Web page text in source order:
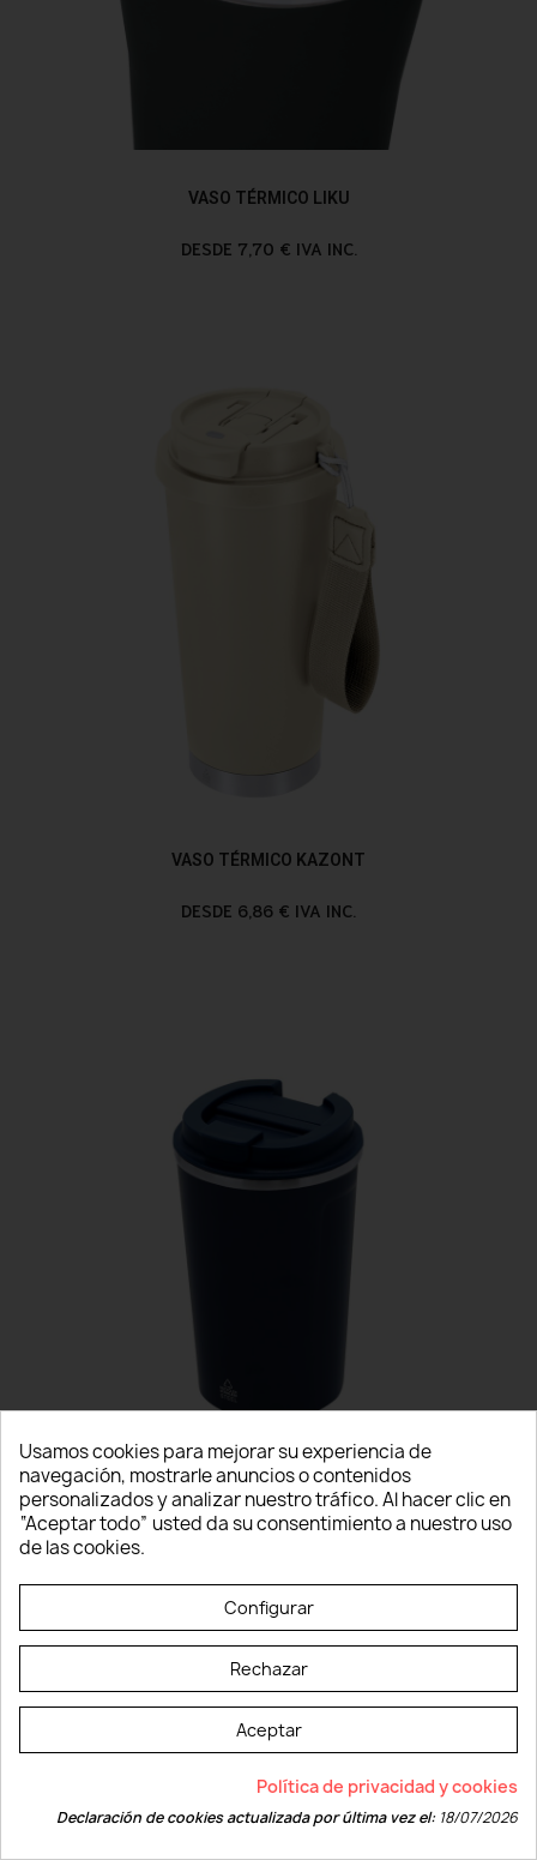
VASO TÉRMICO LIKU
DESDE 7,70 € IVA INC.
VASO TÉRMICO KAZONT
DESDE 6,86 € IVA INC.
VASO TÉRMICO KARNIX
Usamos cookies para mejorar su experiencia de
navegación, mostrarle anuncios o contenidos
personalizados y analizar nuestro tráfico. Al hacer clic en
“Aceptar todo” usted da su consentimiento a nuestro uso
de las cookies.
Configurar
Rechazar
Aceptar
Política de privacidad y cookies
Declaración de cookies actualizada por última vez el:18/07/2026